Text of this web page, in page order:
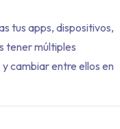
tus apps, dispositivos,
tener múltiples
cambiar entre ellos en